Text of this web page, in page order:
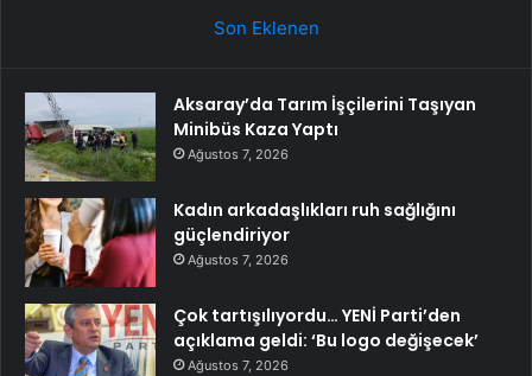
Son Eklenen
Aksaray’da Tarım İşçilerini Taşıyan
Minibüs Kaza Yaptı
Ağustos 7, 2026
Kadın arkadaşlıkları ruh sağlığını
güçlendiriyor
Ağustos 7, 2026
Çok tartışılıyordu… YENİ Parti’den
açıklama geldi: ‘Bu logo değişecek’
Ağustos 7, 2026